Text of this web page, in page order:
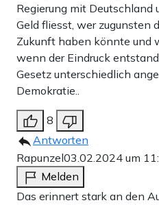
Regierung mit Deutschland
Geld fliesst, wer zugunsten
Zukunft haben könnte und
wenn der Eindruck
Gesetz unterschiedlich
Demokratie..
8
Antworten
Rapunzel03.02.2024 um
Melden
Das erinnert stark an den